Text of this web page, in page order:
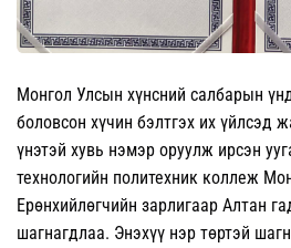
Монгол Улсын хүнсний салбарын
боловсон хүчин бэлтгэх их үйлсэд
үнэтэй хувь нэмэр оруулж ирсэн
технологийн политехник коллеж
Ерөнхийлөгчийн зарлигаар Алтан
шагнагдлаа. Энэхүү нэр төртэй